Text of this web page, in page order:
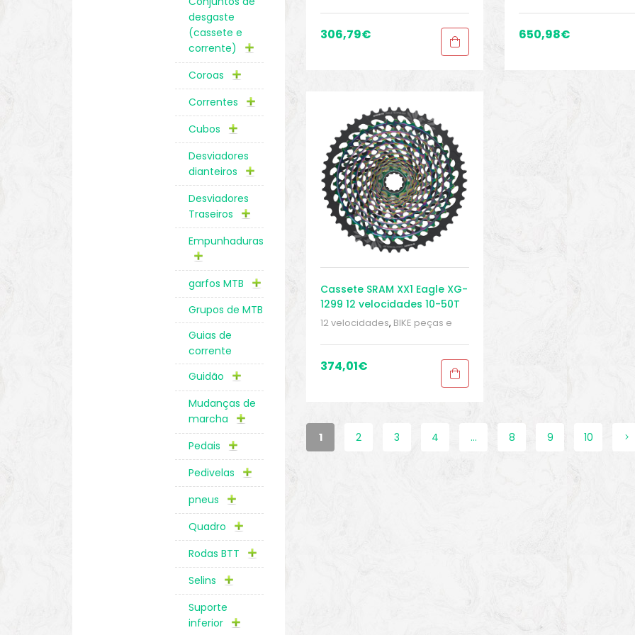
Sport Gears
306,79€
Sport Gears
650,98€
Cassete SRAM XX1 Eagle XG-
1299 12 velocidades 10-50T
12 velocidades, BIKE peças e
Sport Gears
374,01€
1 2 3 4 … 8 9 10
desgaste
(cassete e
corrente)
Coroas
Correntes
Cubos
Desviadores
dianteiros
Desviadores
Traseiros
Empunhaduras
garfos MTB
Grupos de MTB
Guias de
corrente
Guidão
Mudanças de
marcha
Pedais
Pedivelas
pneus
Quadro
Rodas BTT
Selins
Suporte
inferior